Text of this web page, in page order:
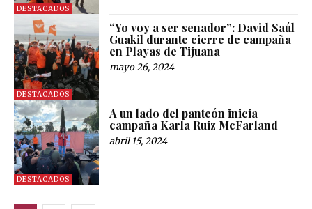
DESTACADOS
DESTACADOS
“Yo voy a ser senador”: David Saúl
Guakil durante cierre de campaña
en Playas de Tijuana
mayo 26, 2024
DESTACADOS
A un lado del panteón inicia
campaña Karla Ruiz McFarland
abril 15, 2024